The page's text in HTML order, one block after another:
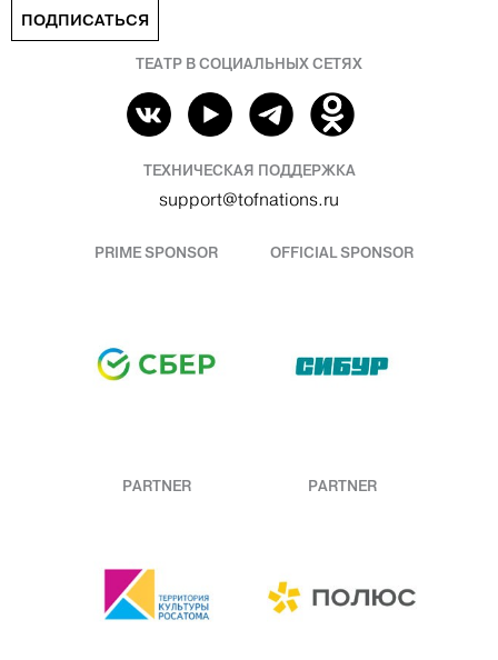
ПОДПИСАТЬСЯ
ТЕАТР В СОЦИАЛЬНЫХ СЕТЯХ
ТЕХНИЧЕСКАЯ ПОДДЕРЖКА
support@tofnations.ru
PRIME SPONSOR OFFICIAL SPONSOR
PARTNER PARTNER